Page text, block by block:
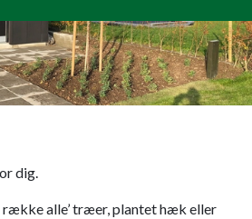
dig.
række alle’ træer, plantet hæk eller